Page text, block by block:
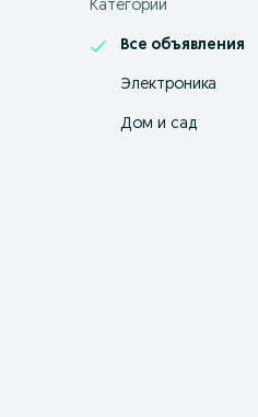
Категории
Все объявления
Электроника
Дом и сад